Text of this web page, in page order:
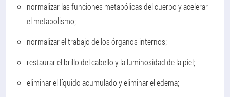
normalizar las funciones metabólicas del cuerpo y acelerar
el metabolismo;
normalizar el trabajo de los órganos internos;
restaurar el brillo del cabello y la luminosidad de la piel;
eliminar el líquido acumulado y eliminar el edema;